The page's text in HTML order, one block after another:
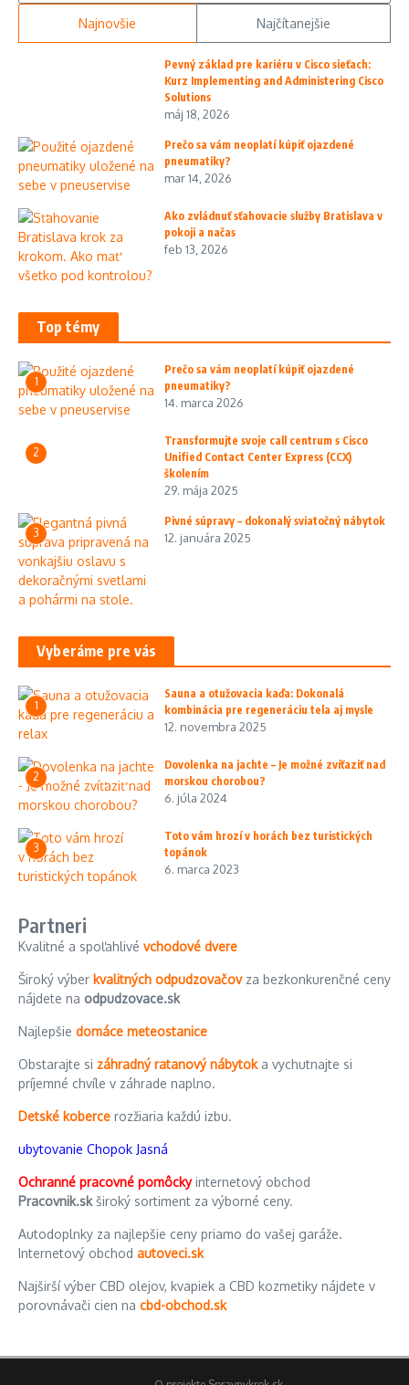
Najnovšie Najčítanejšie
Pevný základ pre kariéru v Cisco sieťach:
Kurz Implementing and Administering Cisco
Solutions
máj 18, 2026
Prečo sa vám neoplatí kúpiť ojazdené
pneumatiky?
mar 14, 2026
Ako zvládnuť sťahovacie služby Bratislava v
pokoji a načas
feb 13, 2026
Top témy
1
Prečo sa vám neoplatí kúpiť ojazdené
pneumatiky?
14. marca 2026
2
Transformujte svoje call centrum s Cisco
Unified Contact Center Express (CCX)
školením
29. mája 2025
3
Pivné súpravy – dokonalý sviatočný nábytok
12. januára 2025
Vyberáme pre vás
1
Sauna a otužovacia kaďa: Dokonalá
kombinácia pre regeneráciu tela aj mysle
12. novembra 2025
2
Dovolenka na jachte – Je možné zvíťaziť nad
morskou chorobou?
6. júla 2024
3
Toto vám hrozí v horách bez turistických
topánok
6. marca 2023
Partneri
Kvalitné a spoľahlivé vchodové dvere
Široký výber kvalitných odpudzovačovza bezkonkurenčné ceny
nájdete na odpudzovace.sk
Najlepšie domáce meteostanice
Obstarajte si záhradný ratanový nábytoka vychutnajte si
príjemné chvíle v záhrade naplno.
Detské koberce rozžiaria každú izbu.
ubytovanie Chopok Jasná
Ochranné pracovné pomôckyinternetový obchod
Pracovnik.skširoký sortiment za výborné ceny.
Autodoplnky za najlepšie ceny priamo do vašej garáže.
Internetový obchod autoveci.sk
Najširší výber CBD olejov, kvapiek a CBD kozmetiky nájdete v
porovnávači cien na cbd-obchod.sk